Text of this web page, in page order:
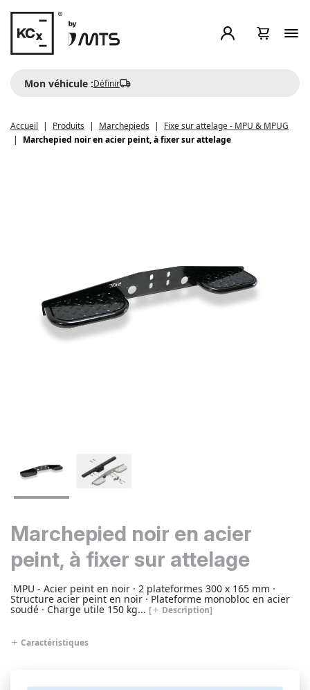
Mon véhicule :Définir
Accueil Produits Marchepieds
Fixe sur attelage - MPU & MPUG
Marchepied noir en acier peint, à fixer sur attelage
Marchepied noir en acier
peint, à fixer sur attelage
MPU - Acier peint en noir · 2 plateformes 300 x 165 mm ·
Structure acier peint en noir · Plateforme monobloc en acier
soudé · Charge utile 150 kg... [ Description]
Caractéristiques